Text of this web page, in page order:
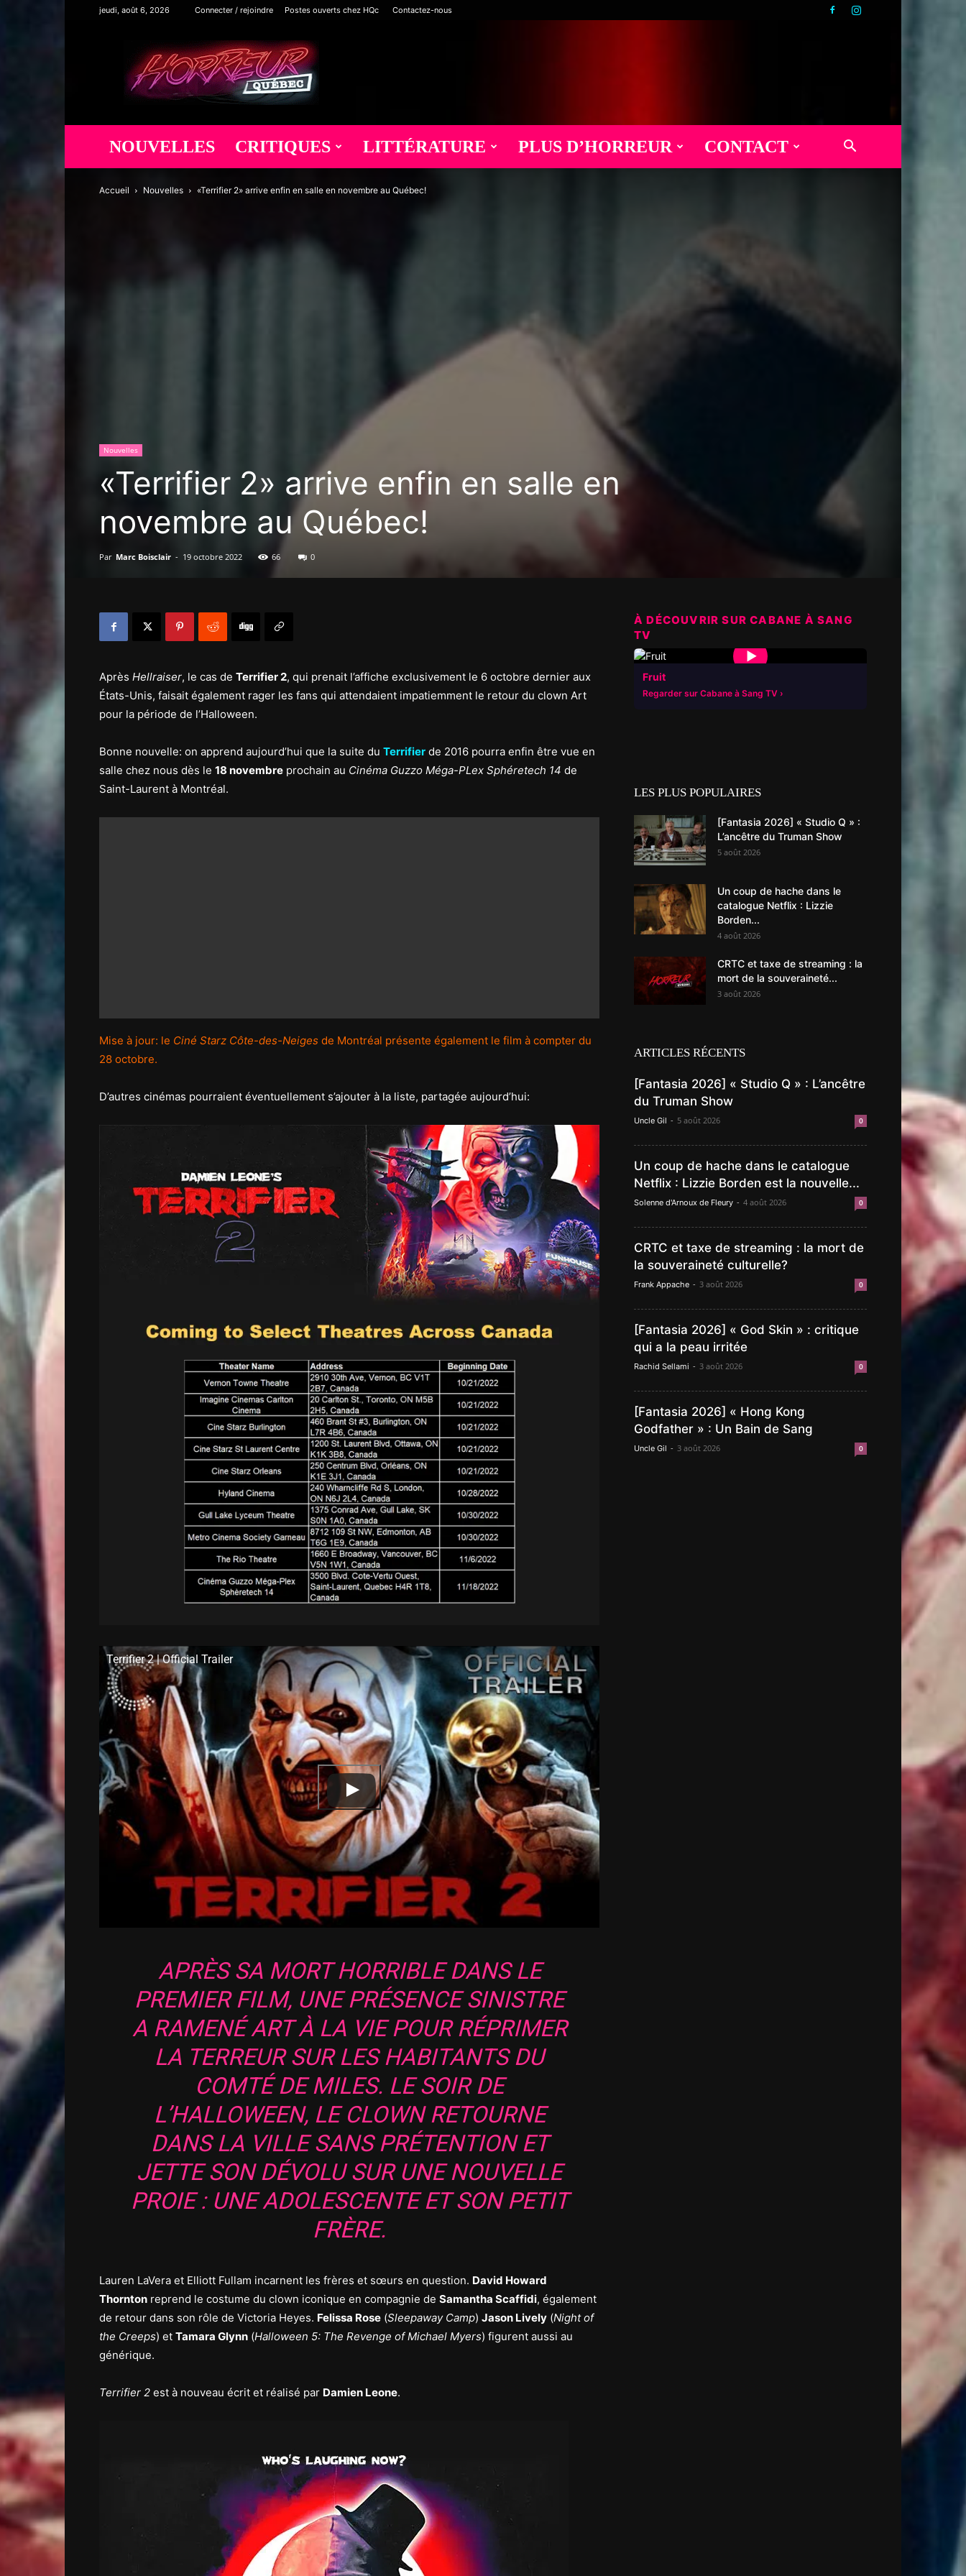
jeudi, août 6, 2026 Connecter / rejoindre Postes ouverts chez HQc Contactez-nous
Horreur
Québec
NOUVELLES CRITIQUES LITTÉRATURE PLUS D’HORREUR CONTACT
Accueil Nouvelles «Terrifier 2» arrive enfin en salle en novembre au Québec!
Nouvelles
«Terrifier 2» arrive enfin en salle en
novembre au Québec!
Par Marc Boisclair - 19 octobre 2022 66 0
Après Hellraiser, le cas de Terrifier 2, qui prenait l’affiche exclusivement le 6 octobre dernier aux
États-Unis, faisait également rager les fans qui attendaient impatiemment le retour du clown Art
pour la période de l’Halloween.
Bonne nouvelle: on apprend aujourd’hui que la suite du Terrifier de 2016 pourra enfin être vue en
salle chez nous dès le 18 novembre prochain au Cinéma Guzzo Méga-PLex Sphéretech 14 de
Saint-Laurent à Montréal.
Mise à jour: le Ciné Starz Côte-des-Neiges de Montréal présente également le film à compter du
28 octobre.
D’autres cinémas pourraient éventuellement s’ajouter à la liste, partagée aujourd’hui:
Terrifier 2 | Official Trailer
APRÈS SA MORT HORRIBLE DANS LE
PREMIER FILM, UNE PRÉSENCE SINISTRE
A RAMENÉ ART À LA VIE POUR RÉPRIMER
LA TERREUR SUR LES HABITANTS DU
COMTÉ DE MILES. LE SOIR DE
L’HALLOWEEN, LE CLOWN RETOURNE
DANS LA VILLE SANS PRÉTENTION ET
JETTE SON DÉVOLU SUR UNE NOUVELLE
PROIE : UNE ADOLESCENTE ET SON PETIT
FRÈRE.
Lauren LaVera et Elliott Fullam incarnent les frères et sœurs en question. David Howard
Thornton reprend le costume du clown iconique en compagnie de Samantha Scaffidi, également
de retour dans son rôle de Victoria Heyes. Felissa Rose (Sleepaway Camp) Jason Lively (Night of
the Creeps) et Tamara Glynn (Halloween 5: The Revenge of Michael Myers) figurent aussi au
générique.
Terrifier 2 est à nouveau écrit et réalisé par Damien Leone.
À DÉCOUVRIR SUR CABANE À SANG
TV
▶
Fruit
Regarder sur Cabane à Sang TV
LES PLUS POPULAIRES
[Fantasia 2026] « Studio Q » :
L’ancêtre du Truman Show
5 août 2026
Un coup de hache dans le
catalogue Netflix : Lizzie
Borden...
4 août 2026
CRTC et taxe de streaming : la
mort de la souveraineté...
3 août 2026
ARTICLES RÉCENTS
[Fantasia 2026] « Studio Q » : L’ancêtre
du Truman Show
Uncle Gil - 5 août 2026 0
Un coup de hache dans le catalogue
Netflix : Lizzie Borden est la nouvelle...
Solenne d'Arnoux de Fleury - 4 août 2026 0
CRTC et taxe de streaming : la mort de
la souveraineté culturelle?
Frank Appache - 3 août 2026 0
[Fantasia 2026] « God Skin » : critique
qui a la peau irritée
Rachid Sellami - 3 août 2026 0
[Fantasia 2026] « Hong Kong
Godfather » : Un Bain de Sang
Uncle Gil - 3 août 2026 0